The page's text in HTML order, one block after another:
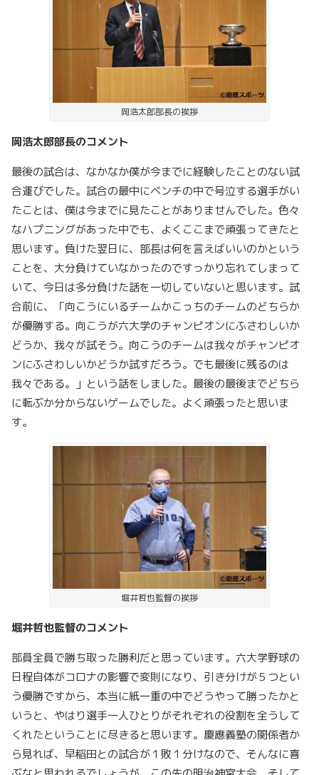
岡浩太郎部長の挨拶
岡浩太郎部長のコメント
最後の試合は、なかなか僕が今までに経験したことのない試
合運びでした。試合の最中にベンチの中で号泣する選手がい
たことは、僕は今までに見たことがありませんでした。色々
なハプニングがあった中でも、よくここまで頑張ってきたと
思います。負けた翌日に、部長は何を言えばいいのかという
ことを、大分負けていなかったのですっかり忘れてしまって
いて、今日は多分負けた話を一切していないと思います。試
合前に、「向こうにいるチームかこっちのチームのどちらか
が優勝する。向こうが六大学のチャンピオンにふさわしいか
どうか、我々が試そう。向こうのチームは我々がチャンピオ
ンにふさわしいかどうか試すだろう。でも最後に残るのは
我々である。」という話をしました。最後の最後までどちら
に転ぶか分からないゲームでした。よく頑張ったと思いま
す。
堀井哲也監督の挨拶
堀井哲也監督のコメント
部員全員で勝ち取った勝利だと思っています。六大学野球の
日程自体がコロナの影響で変則になり、引き分けが５つとい
う優勝ですから、本当に紙一重の中でどうやって勝ったかと
いうと、やはり選手一人ひとりがそれぞれの役割を全うして
くれたということに尽きると思います。慶應義塾の関係者か
ら見れば、早稲田との試合が１敗１分けなので、そんなに喜